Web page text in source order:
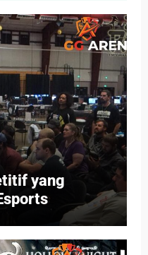
yang